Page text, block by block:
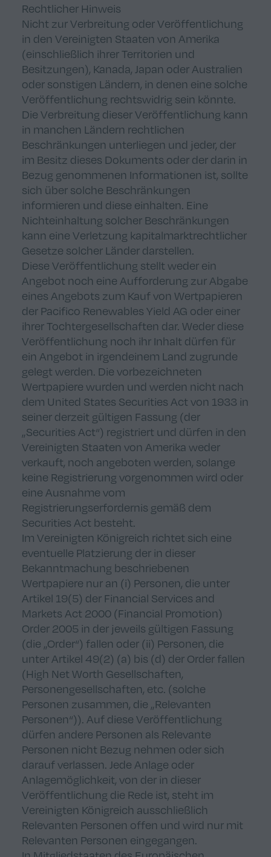
Rechtlicher Hinweis
Nicht zur Verbreitung oder Veröffentlichung
in den Vereinigten Staaten von Amerika
(einschließlich ihrer Territorien und
Besitzungen), Kanada, Japan oder Australien
oder sonstigen Ländern, in denen eine solche
Veröffentlichung rechtswidrig sein könnte.
Die Verbreitung dieser Veröffentlichung kann
in manchen Ländern rechtlichen
Beschränkungen unterliegen und jeder, der
im Besitz dieses Dokuments oder der darin in
Bezug genommenen Informationen ist, sollte
sich über solche Beschränkungen
informieren und diese einhalten. Eine
Nichteinhaltung solcher Beschränkungen
kann eine Verletzung kapitalmarktrechtlicher
Gesetze solcher Länder darstellen.
Diese Veröffentlichung stellt weder ein
Angebot noch eine Aufforderung zur Abgabe
eines Angebots zum Kauf von Wertpapieren
der Pacifico Renewables Yield AG oder einer
ihrer Tochtergesellschaften dar. Weder diese
Veröffentlichung noch ihr Inhalt dürfen für
ein Angebot in irgendeinem Land zugrunde
gelegt werden. Die vorbezeichneten
Wertpapiere wurden und werden nicht nach
dem United States Securities Act von 1933 in
seiner derzeit gültigen Fassung (der
„Securities Act“) registriert und dürfen in den
Vereinigten Staaten von Amerika weder
verkauft, noch angeboten werden, solange
keine Registrierung vorgenommen wird oder
eine Ausnahme vom
Registrierungserfordernis gemäß dem
Securities Act besteht.
Im Vereinigten Königreich richtet sich eine
eventuelle Platzierung der in dieser
Bekanntmachung beschriebenen
Wertpapiere nur an (i) Personen, die unter
Artikel 19(5) der Financial Services and
Markets Act 2000 (Financial Promotion)
Order 2005 in der jeweils gültigen Fassung
(die „Order“) fallen oder (ii) Personen, die
unter Artikel 49(2) (a) bis (d) der Order fallen
(High Net Worth Gesellschaften,
Personengesellschaften, etc. (solche
Personen zusammen, die „Relevanten
Personen“)). Auf diese Veröffentlichung
dürfen andere Personen als Relevante
Personen nicht Bezug nehmen oder sich
darauf verlassen. Jede Anlage oder
Anlagemöglichkeit, von der in dieser
Veröffentlichung die Rede ist, steht im
Vereinigten Königreich ausschließlich
Relevanten Personen offen und wird nur mit
Relevanten Personen eingegangen.